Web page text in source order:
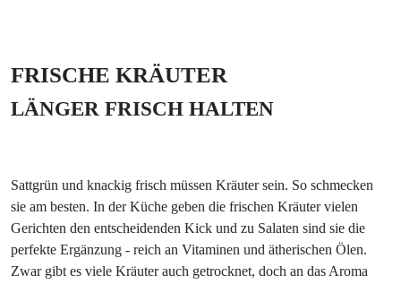
FRISCHE KRÄUTER
LÄNGER FRISCH HALTEN
Sattgrün und knackig frisch müssen Kräuter sein. So schmecken
sie am besten. In der Küche geben die frischen Kräuter vielen
Gerichten den entscheidenden Kick und zu Salaten sind sie die
perfekte Ergänzung - reich an Vitaminen und ätherischen Ölen.
Zwar gibt es viele Kräuter auch getrocknet, doch an das Aroma